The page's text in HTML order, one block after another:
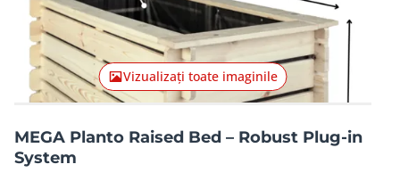
Vizualizați toate imaginile
MEGA Planto Raised Bed – Robust Plug-in
System